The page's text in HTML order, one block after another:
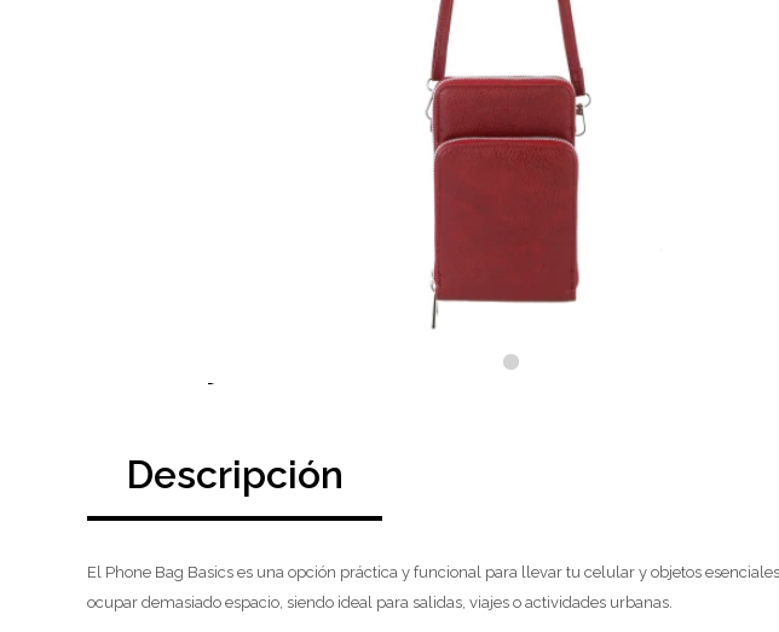
Descripción
El Phone Bag Basics es una opción práctica y funcional para llevar tu celular y objetos
ocupar demasiado espacio, siendo ideal para salidas, viajes o actividades urbanas.